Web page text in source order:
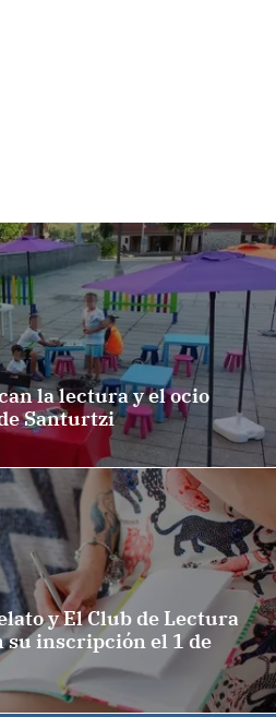
la lectura y el ocio
Santurtzi
y El Club de Lectura
inscripción el 1 de